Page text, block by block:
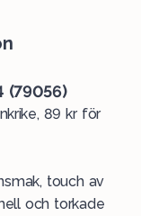
(79056)
89 kr för
touch av
och torkade